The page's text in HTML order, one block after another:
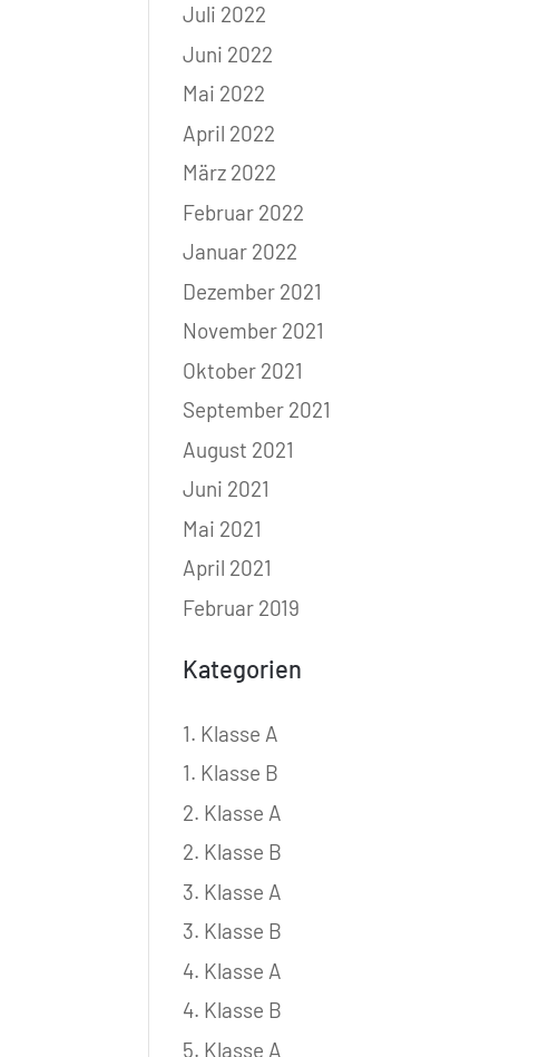
Juli 2022
Juni 2022
Mai 2022
April 2022
März 2022
Februar 2022
Januar 2022
Dezember 2021
November 2021
Oktober 2021
September 2021
August 2021
Juni 2021
Mai 2021
April 2021
Februar 2019
Kategorien
1. Klasse A
1. Klasse B
2. Klasse A
2. Klasse B
3. Klasse A
3. Klasse B
4. Klasse A
4. Klasse B
5. Klasse A